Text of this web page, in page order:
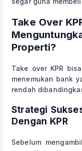
Take Over
Properti?
Take over KPR
menemukan bank
rendah
Strategi
Dengan KPR
Sebelum